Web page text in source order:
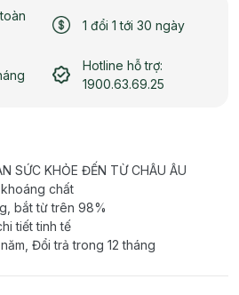
1 đổi 1 tới 30 ngày
Hotline hỗ trợ:
1900.63.69.25
SỨC KHỎE ĐẾN TỪ CHÂU ÂU
chất
bắt từ trên 98%
tiết tinh tế
Đổi trả trong 12 tháng